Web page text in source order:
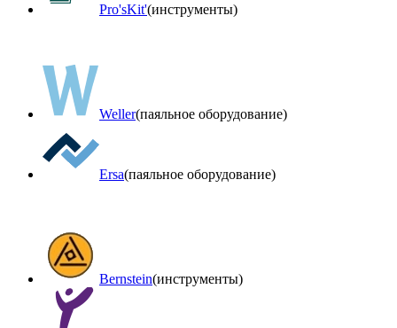
Pro'sKit'(инструменты)
Weller(паяльное оборудование)
Ersa(паяльное оборудование)
Bernstein(инструменты)